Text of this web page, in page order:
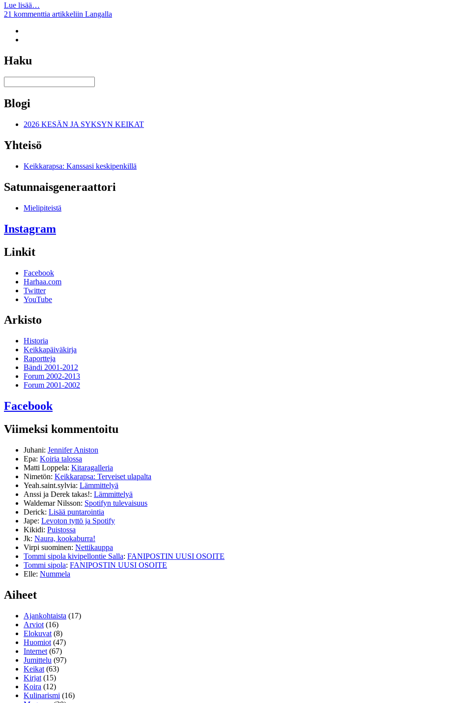
Lue lisää…
21 kommenttia artikkeliin Langalla
Haku
Blogi
2026 KESÄN JA SYKSYN KEIKAT
Yhteisö
Keikkarapsa: Kanssasi keskipenkillä
Satunnais­generaattori
Mielipiteistä
Instagram
Linkit
Facebook
Harhaa.com
Twitter
YouTube
Arkisto
Historia
Keikkapäiväkirja
Raportteja
Bändi 2001-2012
Forum 2002-2013
Forum 2001-2002
Facebook
Viimeksi kommentoitu
Juhani: Jennifer Aniston
Epa: Koiria talossa
Matti Loppela: Kitaragalleria
Nimetön: Keikkarapsa: Terveiset ulapalta
Yeah.saint.sylvia: Lämmittelyä
Anssi ja Derek takas!: Lämmittelyä
Waldemar Nilsson: Spotifyn tulevaisuus
Derick: Lisää puntarointia
Jape: Levoton tyttö ja Spotify
Kikidi: Puistossa
Jk: Naura, kookaburra!
Virpi suominen: Nettikauppa
Tommi sipola kivipellontie Salla: FANIPOSTIN UUSI OSOITE
Tommi sipola: FANIPOSTIN UUSI OSOITE
Elle: Nummela
Aiheet
Ajankohtaista (17)
Arviot (16)
Elokuvat (8)
Huomiot (47)
Internet (67)
Jumittelu (97)
Keikat (63)
Kirjat (15)
Koira (12)
Kulinarismi (16)